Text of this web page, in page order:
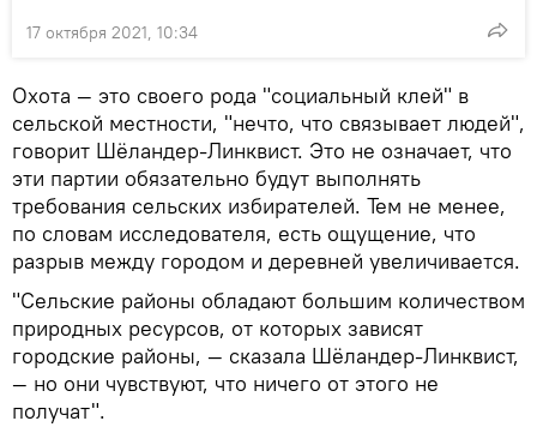
17 октября 2021, 10:34
Охота — это своего рода "социальный клей" в
сельской местности, "нечто, что связывает людей",
говорит Шёландер-Линквист. Это не означает, что
эти партии обязательно будут выполнять
требования сельских избирателей. Тем не менее,
по словам исследователя, есть ощущение, что
разрыв между городом и деревней увеличивается.
"Сельские районы обладают большим количеством
природных ресурсов, от которых зависят
городские районы, — сказала Шёландер-Линквист,
— но они чувствуют, что ничего от этого не
получат".